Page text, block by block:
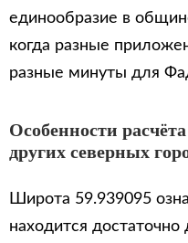
единообразие в
когда разные
разные минуты для
Особенности
других северных
Широта 59.939095
находится достаточно